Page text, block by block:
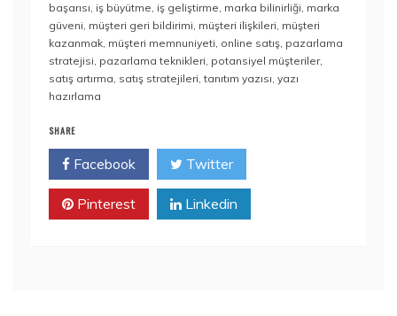
başarısı, iş büyütme, iş geliştirme, marka bilinirliği, marka
güveni, müşteri geri bildirimi, müşteri ilişkileri, müşteri
kazanmak, müşteri memnuniyeti, online satış, pazarlama
stratejisi, pazarlama teknikleri, potansiyel müşteriler,
satış artırma, satış stratejileri,tanıtım yazısı, yazı
hazırlama
SHARE
Facebook Twitter
Pinterest Linkedin